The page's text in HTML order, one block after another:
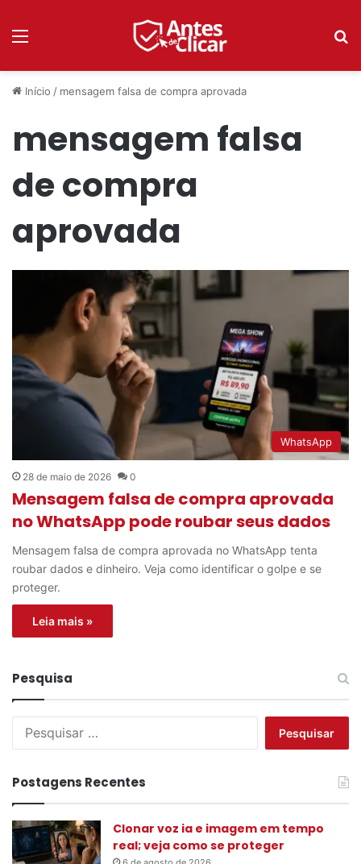
Início / mensagem falsa de compra aprovada
mensagem falsa
de compra
aprovada
WhatsApp
28 de maio de 2026 0
Mensagem falsa de compra aprovada
no WhatsApp pode roubar seus dados
Mensagem falsa de compra aprovada no WhatsApp tenta
roubar dados e dinheiro. Veja como identificar o golpe e se
proteger.
Leia mais »
Pesquisa
s
a
Postagens Recentes
Clonar voz ia e imagem em tempo
real; veja como se proteger